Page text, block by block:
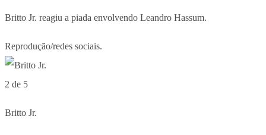
Britto Jr. reagiu a piada envolvendo Leandro Hassum.
Reprodução/redes sociais.
2 de 5
Britto Jr.